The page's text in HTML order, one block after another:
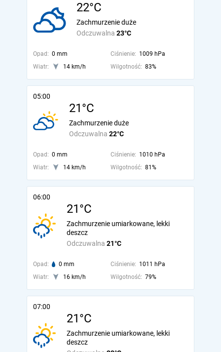
22°C
Odczuwalna 23°C
Zachmurzenie duże
Opad: 0 mm Ciśnienie: 1009 hPa
Wiatr:
14 km/h Wilgotność: 83%
05:00
21°C
Odczuwalna 22°C
Zachmurzenie duże
Opad: 0 mm Ciśnienie: 1010 hPa
Wiatr:
14 km/h Wilgotność: 81%
06:00
21°C
Odczuwalna 21°C
Zachmurzenie umiarkowane, lekki
deszcz
Opad: 0 mm Ciśnienie: 1011 hPa
Wiatr:
16 km/h Wilgotność: 79%
07:00
21°C
Zachmurzenie umiarkowane, lekki
deszcz